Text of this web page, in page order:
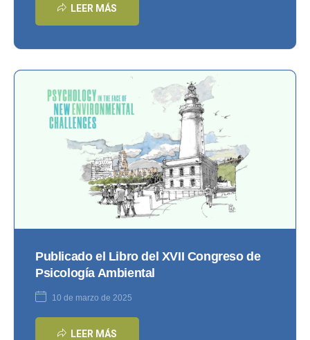
LEER MÁS
Publicado el Libro del XVII Congreso de
Psicología Ambiental
10 de marzo de 2025
LEER MÁS